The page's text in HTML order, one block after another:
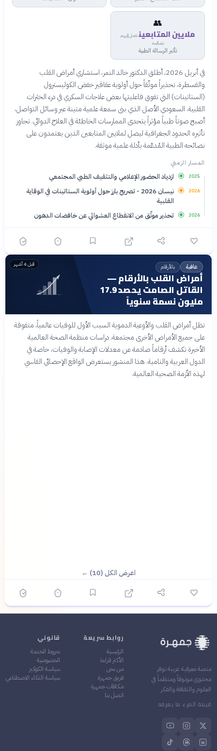
👥
ملايين المتابعينتصل إليهم
نصائحه
تأثير الرسالة الطبية
في أبريل 2026، أطلق الدكتور خالد النمر، استشاري أمراض القلب
والقسطرة، تحذيراً موثّقاً حول أولوية عقاقير خفض الكوليسترول
(الستاتينات) التي تفوق فاعليتها بعض علاجات السكري في درء الخثرات
القلبية. السعودي الأصل الذي بنى سمعة علمية متينة عبر وسائل التواصل،
أصبح صوتاً طبياً مؤثراً يتحدى الممارسات الخاطئة في العلاج الدوائي. تجاوز
تأثيره الحدود الجغرافية ليصل لملايين المتابعين الذين يعتمدون على
نصائحه الطبية المُدعّمة بأدلة علمية موثقة.
المسار الزمني
2025 ازدياد الحضور الإعلامي والتثقيف الطبي المجتمعي
2026
نيسان 2026 - تصريح بارز حول أولوية الستاتينات في الوقاية
القلبية
2026 تحذير موثّق من الانقطاع العشوائي عن خافضات الدهون
عافية بالأرقام
أمراض القلب بالأرقام —
القاتل الصامت يحصد 17.9
مليون نسمة سنوياً
قبل 4 أشهر
تظل أمراض القلب والأوعية الدموية السبب الأول للوفيات عالمياً، متفوقة
على جميع الأمراض الأخرى مجتمعة. دراسات منظمة الصحة العالمية
الأخيرة تكشف أرقاماً صادمة عن معدلات الإصابة والوفيات، خاصة في
الدول العربية والنامية. هذا المنشور يستعرض الواقع الإحصائي القاسي
لهذه الأزمة الصحية العالمية.
اعرض الكل (10) ←
منصة معرفية عربية توفر
محتوى موثوقاً ومنظماً في
العلوم والثقافة والفكر
قيمة المرء ما يعرفه
روابط سريعة
الرئيسية
الأكثر قراءة
من نحن
فريق جمهرة
مكافآت جمهرة
اتصل بنا
قانوني
شروط الخدمة
الخصوصية
سياسة الكوكيز
سياسة الذكاء الاصطناعي